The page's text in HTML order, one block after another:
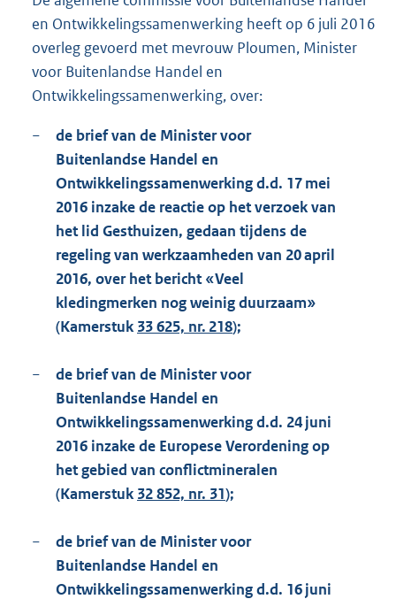
b
en Ontwikkelingssamenwerking heeft op 6 juli 2016
overleg gevoerd met mevrouw Ploumen, Minister
voor Buitenlandse Handel en
Ontwikkelingssamenwerking, over:
−
de brief van de Minister voor
Buitenlandse Handel en
Ontwikkelingssamenwerking d.d. 17 mei
2016 inzake de reactie op het verzoek van
het lid Gesthuizen, gedaan tijdens de
regeling van werkzaamheden van 20 april
2016, over het bericht «Veel
kledingmerken nog weinig duurzaam»
(Kamerstuk 33 625, nr. 218);
−
de brief van de Minister voor
Buitenlandse Handel en
Ontwikkelingssamenwerking d.d. 24 juni
2016 inzake de Europese Verordening op
het gebied van conflictmineralen
(Kamerstuk 32 852, nr. 31);
−
de brief van de Minister voor
Buitenlandse Handel en
Ontwikkelingssamenwerking d.d. 16 juni